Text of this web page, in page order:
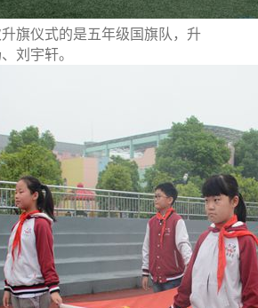
仪式的是五年级国旗队，升
刘宇轩。